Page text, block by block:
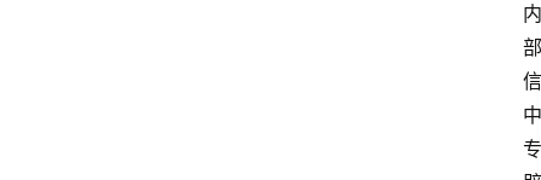
内
部
信
中
专